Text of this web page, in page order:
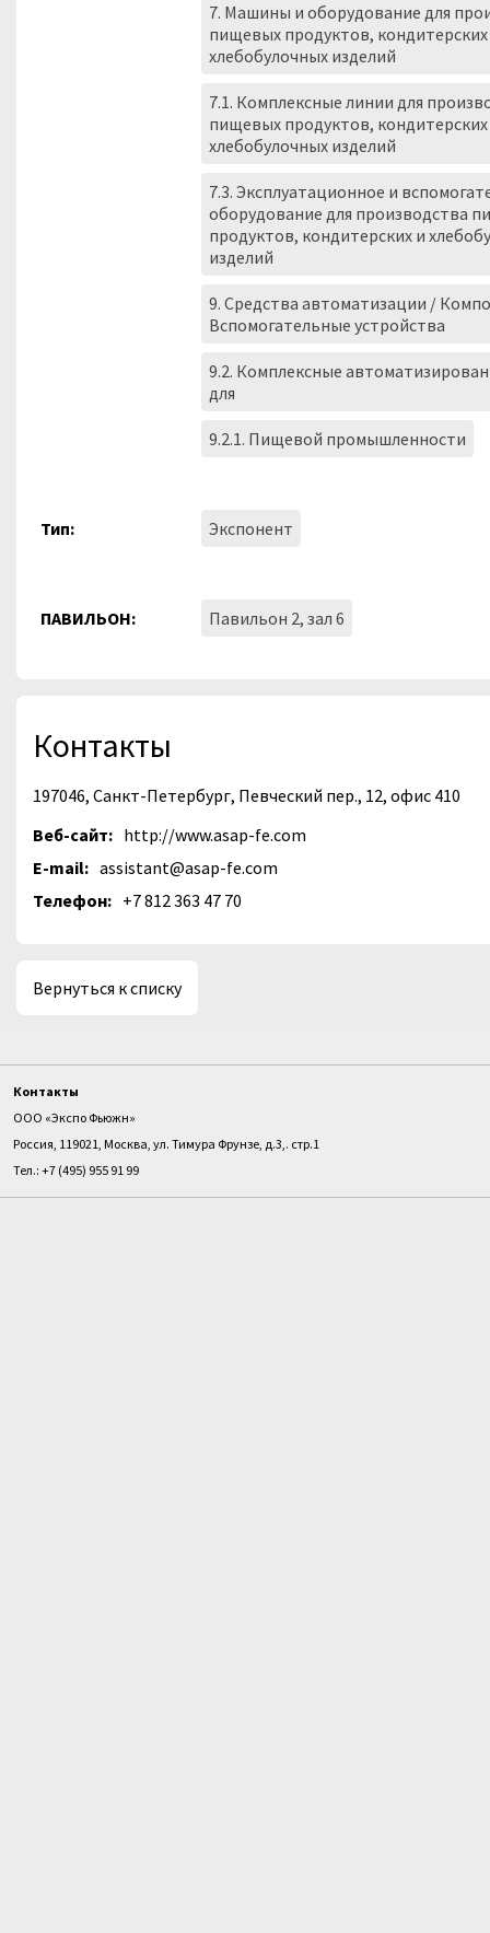
7. Машины и оборудование для
пищевых продуктов,
хлебобулочных изделий
7.1. Комплексные линии для
пищевых продуктов,
хлебобулочных изделий
7.3. Эксплуатационное и
оборудование для производства
продуктов, кондитерских и
изделий
9. Средства автоматизации /
Вспомогательные устройства
9.2. Комплексные
для
9.2.1. Пищевой промышленности
Тип: Экспонент
ПАВИЛЬОН: Павильон 2, зал 6
Контакты
197046, Санкт-Петербург, Певческий пер., 12, офис 410
Веб-сайт: http://www.asap-fe.com
E-mail: assistant@asap-fe.com
Телефон: +7 812 363 47 70
Вернуться к списку
Контакты
ООО «Экспо Фьюжн»
Россия, 119021, Москва, ул. Тимура Фрунзе, д.3,. стр.1
Тел.: +7 (495) 955 91 99